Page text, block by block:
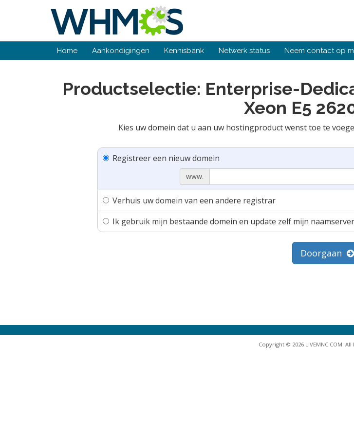
Home Aankondigingen Kennisbank Netwerk status Neem contact op
Productselectie: Enterprise-
Xeon E5
Kies uw domein dat u aan uw hostingproduct wenst toe te
Registreer een nieuw domein
www.
Verhuis uw domein van een andere registrar
Ik gebruik mijn bestaande domein en update zelf mijn
Doorgaan
Copyright © 2026 LIVEMNC.COM. All